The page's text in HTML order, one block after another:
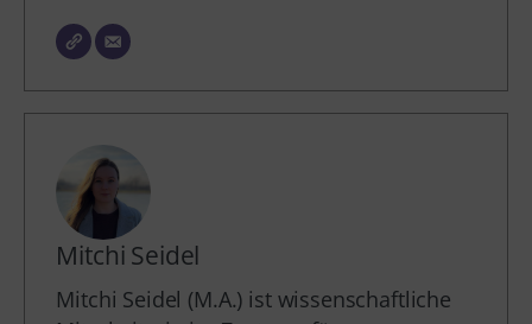
Mitchi Seidel
Mitchi Seidel (M.A.) ist wissenschaftliche